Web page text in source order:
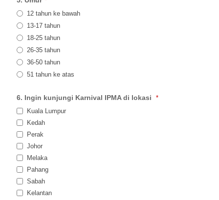
12 tahun ke bawah
13-17 tahun
18-25 tahun
26-35 tahun
36-50 tahun
51 tahun ke atas
6. Ingin kunjungi Karnival IPMA di lokasi
*
Kuala Lumpur
Kedah
Perak
Johor
Melaka
Pahang
Sabah
Kelantan